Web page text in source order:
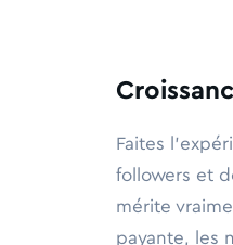
Faites
followers et
mérite
payante, les